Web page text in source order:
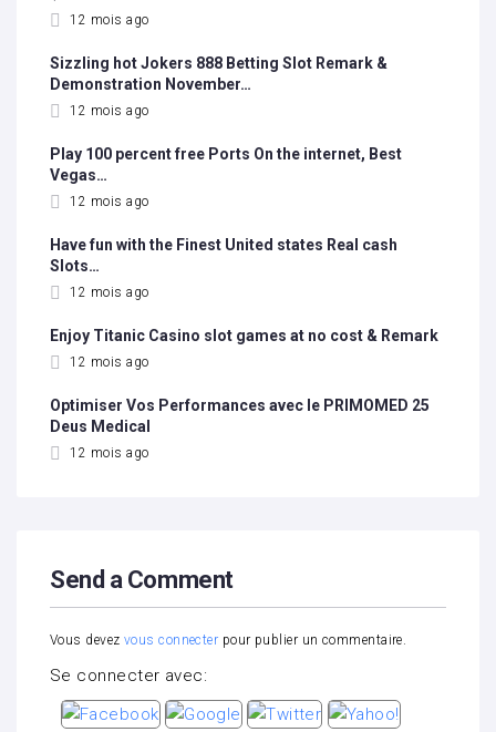
12 mois ago
Sizzling hot Jokers 888 Betting Slot Remark &
Demonstration November…
12 mois ago
Play 100 percent free Ports On the internet, Best
Vegas…
12 mois ago
Have fun with the Finest United states Real cash
Slots…
12 mois ago
Enjoy Titanic Casino slot games at no cost & Remark
12 mois ago
Optimiser Vos Performances avec le PRIMOMED 25
Deus Medical
12 mois ago
Send a Comment
Vous devez vous connecter pour publier un commentaire.
Se connecter avec: